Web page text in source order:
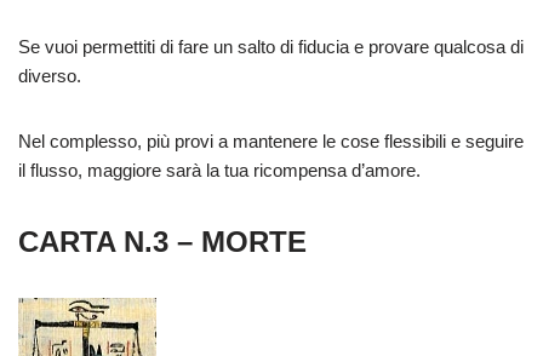
Se vuoi permettiti di fare un salto di fiducia e provare qualcosa di
diverso.
Nel complesso, più provi a mantenere le cose flessibili e seguire
il flusso, maggiore sarà la tua ricompensa d’amore.
CARTA N.3 – MORTE